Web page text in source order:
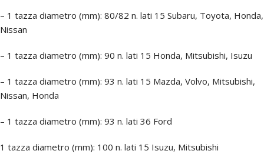
– 1 tazza diametro (mm): 80/82 n. lati 15 Subaru, Toyota, Honda,
Nissan
– 1 tazza diametro (mm): 90 n. lati 15 Honda, Mitsubishi, Isuzu
– 1 tazza diametro (mm): 93 n. lati 15 Mazda, Volvo, Mitsubishi,
Nissan, Honda
– 1 tazza diametro (mm): 93 n. lati 36 Ford
1 tazza diametro (mm): 100 n. lati 15 Isuzu, Mitsubishi